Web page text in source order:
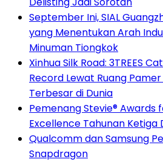
September Ini, SIAL
yang Menentukan Arah
Minuman Tiongkok
Xinhua Silk Road: 3TREES
Record Lewat Ruang
Terbesar di Dunia
Pemenang Stevie® Awards
Excellence Tahunan Ketiga
Qualcomm dan Samsung
Snapdragon